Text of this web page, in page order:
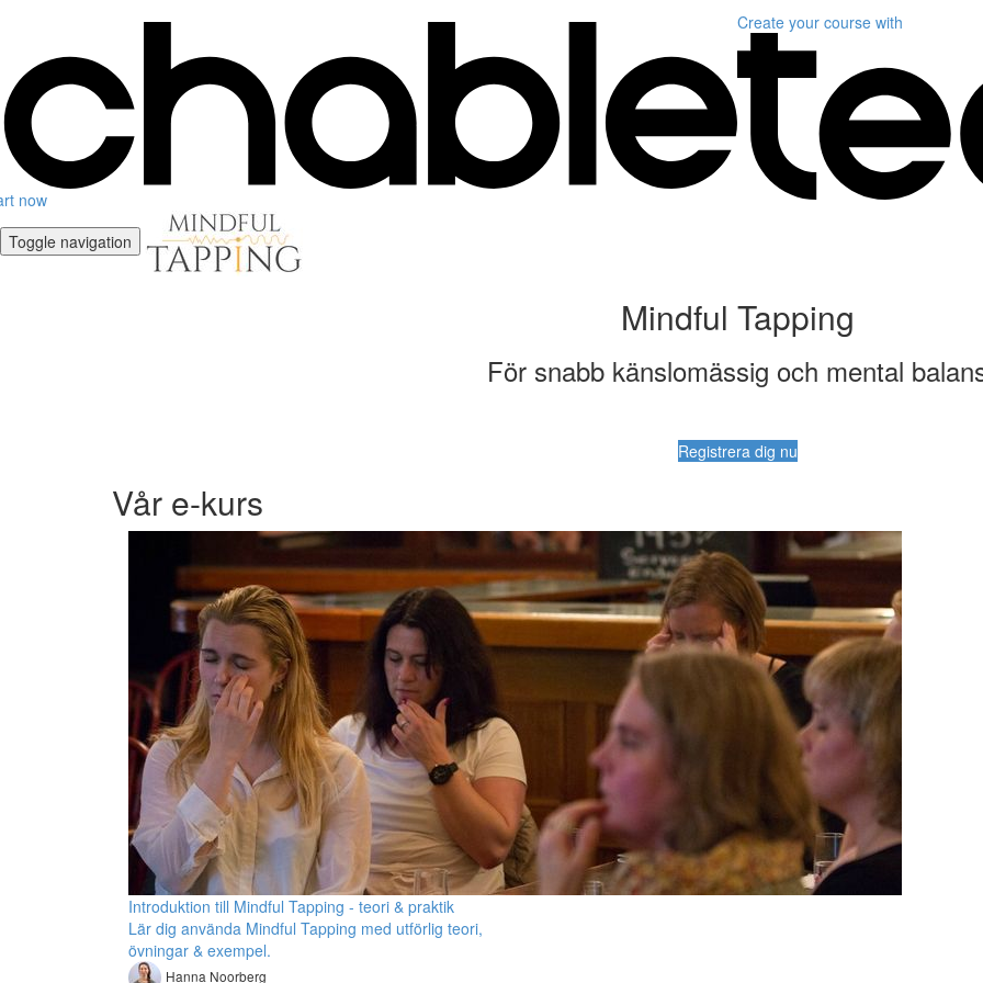
now
Create your course with
Toggle navigation
Mindful Tapping
För snabb känslomässig och mental
Registrera dig nu
Vår e-kurs
Introduktion till Mindful Tapping - teori & praktik
Lär dig använda Mindful Tapping med utförlig teori,
övningar & exempel.
Hanna Noorberg